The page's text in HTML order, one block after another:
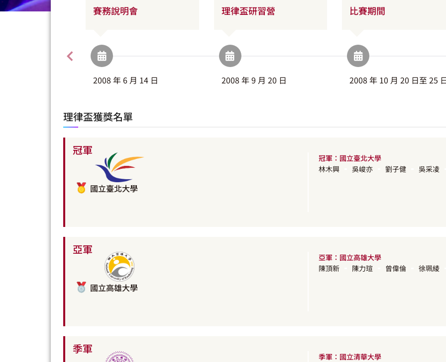
賽務說明會 理律盃研習營 比賽期間
2008 年 6 月 14 日 2008 年 9 月 20 日 2008 年 10 月 20 日至 25
理律盃獲獎名單
冠軍
國立臺北大學
冠軍：國立臺北大學
林木興
吳峻亦 劉子健 吳采凌
亞軍
國立高雄大學
亞軍：國立高雄大學
陳頂新
陳力瑄 曾偉倫 徐珮綾
季軍
季軍：國立清華大學